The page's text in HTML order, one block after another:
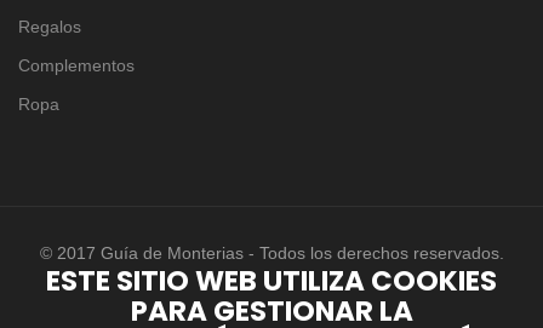
Regalos
Complementos
Ropa
© 2017 Guía de Monterias - Todos los derechos reservados.
ESTE SITIO WEB UTILIZA COOKIES
PARA GESTIONAR LA